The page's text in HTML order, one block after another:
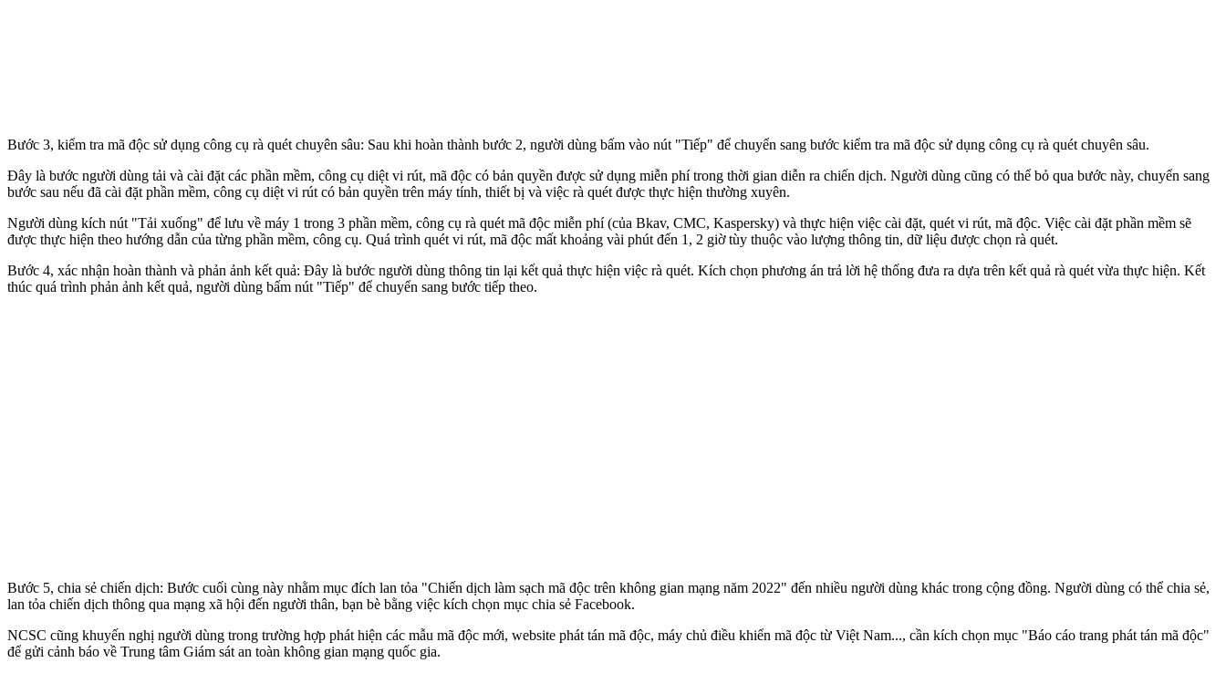
Bước 3, kiểm tra mã độc sử dụng công cụ rà quét chuyên sâu: Sau khi hoàn thành bước 2, người dùng bấm vào nút "Tiếp" để chuyển sang bước kiểm tra mã độc sử dụng công cụ rà quét chuyên sâu.
Đây là bước người dùng tải và cài đặt các phần mềm, công cụ diệt vi rút, mã độc có bản quyền được sử dụng miễn phí trong thời gian diễn ra chiến dịch. Người dùng cũng có thể bỏ qua bước này, chuyển sang
bước sau nếu đã cài đặt phần mềm, công cụ diệt vi rút có bản quyền trên máy tính, thiết bị và việc rà quét được thực hiện thường xuyên.
Người dùng kích nút "Tải xuống" để lưu về máy 1 trong 3 phần mềm, công cụ rà quét mã độc miễn phí (của Bkav, CMC, Kaspersky) và thực hiện việc cài đặt, quét vi rút, mã độc. Việc cài đặt phần mềm sẽ
được thực hiện theo hướng dẫn của từng phần mềm, công cụ. Quá trình quét vi rút, mã độc mất khoảng vài phút đến 1, 2 giờ tùy thuộc vào lượng thông tin, dữ liệu được chọn rà quét.
Bước 4, xác nhận hoàn thành và phản ảnh kết quả: Đây là bước người dùng thông tin lại kết quả thực hiện việc rà quét. Kích chọn phương án trả lời hệ thống đưa ra dựa trên kết quả rà quét vừa thực hiện. Kết
thúc quá trình phản ảnh kết quả, người dùng bấm nút "Tiếp" để chuyển sang bước tiếp theo.
Bước 5, chia sẻ chiến dịch: Bước cuối cùng này nhằm mục đích lan tỏa "Chiến dịch làm sạch mã độc trên không gian mạng năm 2022" đến nhiều người dùng khác trong cộng đồng. Người dùng có thể chia sẻ,
lan tỏa chiến dịch thông qua mạng xã hội đến người thân, bạn bè bằng việc kích chọn mục chia sẻ Facebook.
NCSC cũng khuyến nghị người dùng trong trường hợp phát hiện các mẫu mã độc mới, website phát tán mã độc, máy chủ điều khiển mã độc từ Việt Nam..., cần kích chọn mục "Báo cáo trang phát tán mã độc"
để gửi cảnh báo về Trung tâm Giám sát an toàn không gian mạng quốc gia.